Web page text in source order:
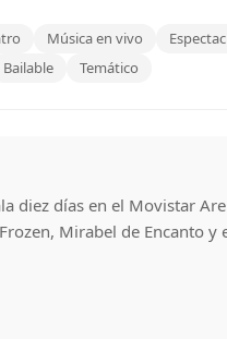
Música en vivo
Bailable Temático
diez días en el Movistar
Mirabel de Encanto y